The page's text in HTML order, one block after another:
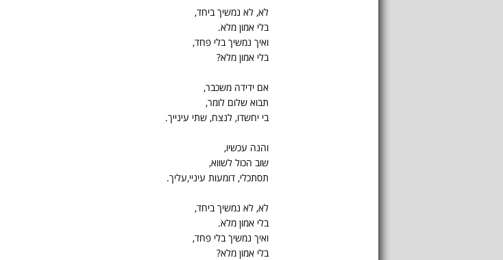
לא, לא נמשיך ביחד,
בלי אמון מלא.
ואיך נמשיך בלי פחד,
בלי אמון מלא?
אם ידידה משכבר,
תבוא שלום לומר,
בי יחשדו, לנצח, שתי עינייך.
והנה עכשיו,
שוב הכול לשווא,
תסתכלי, דומעות עיניי,עליך.
לא, לא נמשיך ביחד,
בלי אמון מלא.
ואיך נמשיך בלי פחד,
בלי אמון מלא?